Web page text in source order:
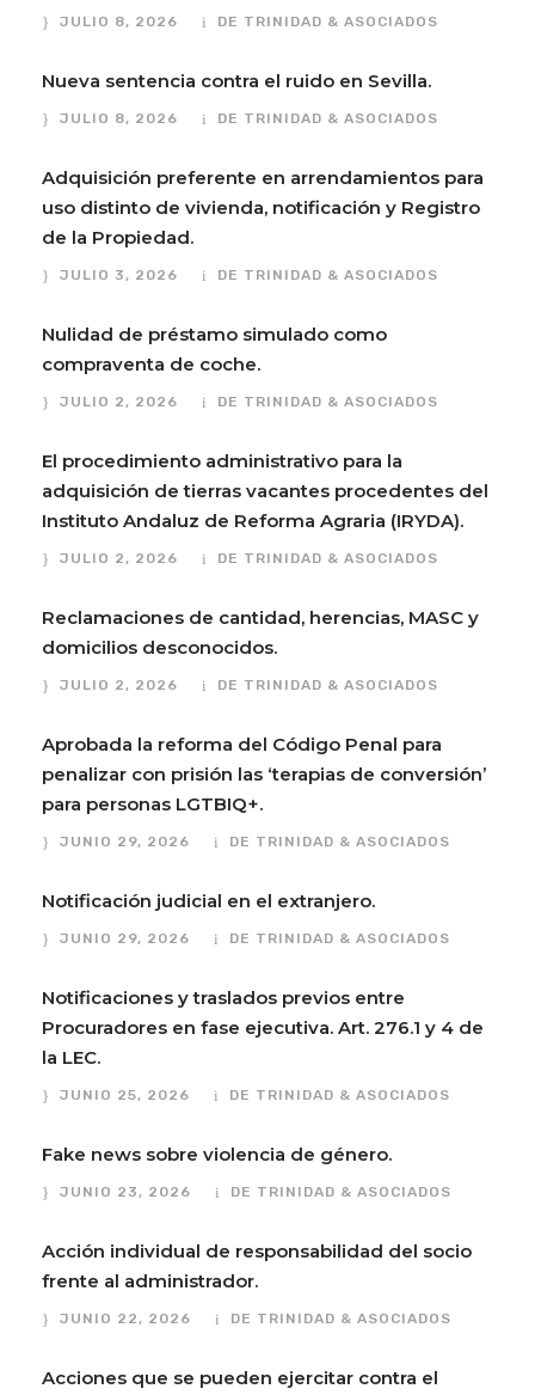
JULIO 8, 2026 DE TRINIDAD & ASOCIADOS
Nueva sentencia contra el ruido en Sevilla.
JULIO 8, 2026 DE TRINIDAD & ASOCIADOS
Adquisición preferente en arrendamientos para
uso distinto de vivienda, notificación y Registro
de la Propiedad.
JULIO 3, 2026 DE TRINIDAD & ASOCIADOS
Nulidad de préstamo simulado como
compraventa de coche.
JULIO 2, 2026 DE TRINIDAD & ASOCIADOS
El procedimiento administrativo para la
adquisición de tierras vacantes procedentes del
Instituto Andaluz de Reforma Agraria (IRYDA).
JULIO 2, 2026 DE TRINIDAD & ASOCIADOS
Reclamaciones de cantidad, herencias, MASC y
domicilios desconocidos.
JULIO 2, 2026 DE TRINIDAD & ASOCIADOS
Aprobada la reforma del Código Penal para
penalizar con prisión las ‘terapias de conversión’
para personas LGTBIQ+.
JUNIO 29, 2026 DE TRINIDAD & ASOCIADOS
Notificación judicial en el extranjero.
JUNIO 29, 2026 DE TRINIDAD & ASOCIADOS
Notificaciones y traslados previos entre
Procuradores en fase ejecutiva. Art. 276.1 y 4 de
la LEC.
JUNIO 25, 2026 DE TRINIDAD & ASOCIADOS
Fake news sobre violencia de género.
JUNIO 23, 2026 DE TRINIDAD & ASOCIADOS
Acción individual de responsabilidad del socio
frente al administrador.
JUNIO 22, 2026 DE TRINIDAD & ASOCIADOS
Acciones que se pueden ejercitar contra el